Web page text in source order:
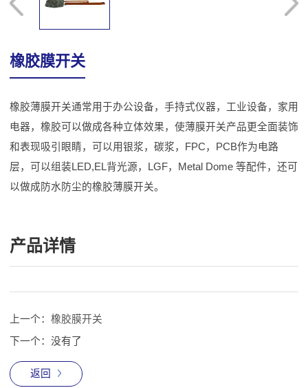
橡胶膜开关
橡胶薄膜开关通常用于办公设备，手持式仪器，工业设备，家用
电器，橡胶可以做成各种立体效果，使薄膜开关产品更全面装饰
和表现吸引眼睛，可以用银浆，碳浆，FPC，PCB作为电路
层，可以组装LED,EL背光源，LGF，Metal Dome 等配件，还可
以做成防水防尘的橡胶薄膜开关。
产品详情
上一个： 橡胶膜开关
下一个： 没有了
返回